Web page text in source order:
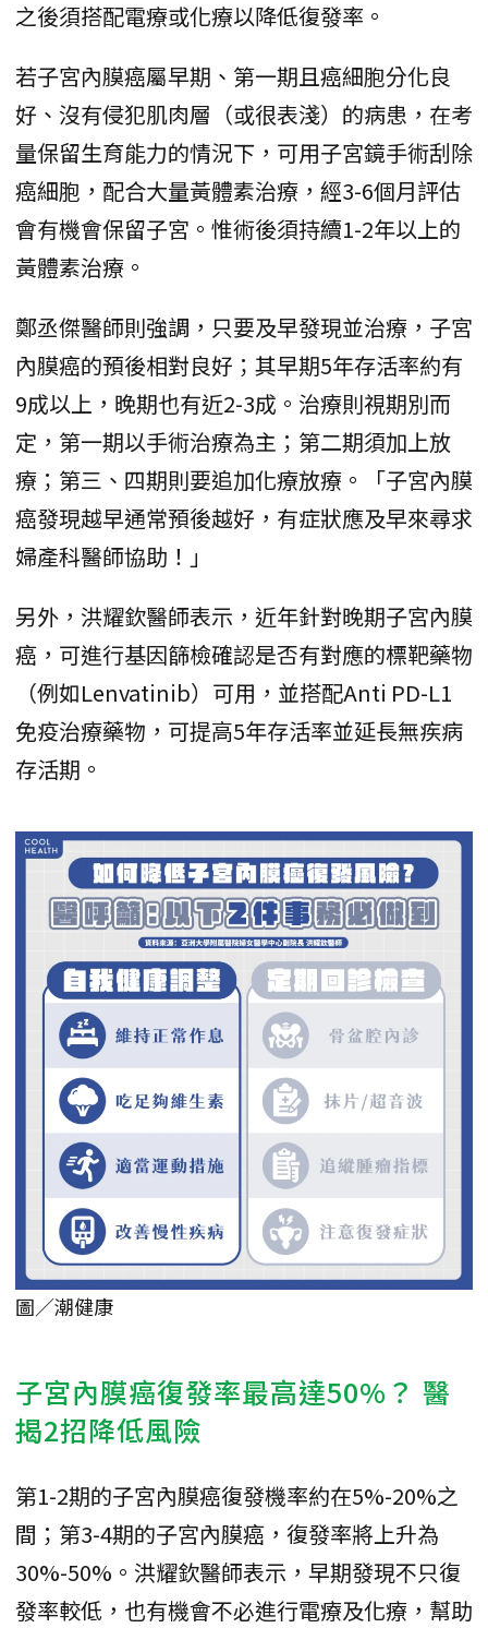
之後須搭配電療或化療以降低復發率。
若子宮內膜癌屬早期、第一期且癌細胞分化良
好、沒有侵犯肌肉層（或很表淺）的病患，在考
量保留生育能力的情況下，可用子宮鏡手術刮除
癌細胞，配合大量黃體素治療，經3-6個月評估
會有機會保留子宮。惟術後須持續1-2年以上的
黃體素治療。
鄭丞傑醫師則強調，只要及早發現並治療，子宮
內膜癌的預後相對良好；其早期5年存活率約有
9成以上，晚期也有近2-3成。治療則視期別而
定，第一期以手術治療為主；第二期須加上放
療；第三、四期則要追加化療放療。「子宮內膜
癌發現越早通常預後越好，有症狀應及早來尋求
婦產科醫師協助！」
另外，洪耀欽醫師表示，近年針對晚期子宮內膜
癌，可進行基因篩檢確認是否有對應的標靶藥物
（例如Lenvatinib）可用，並搭配Anti PD-L1
免疫治療藥物，可提高5年存活率並延長無疾病
存活期。
圖／潮健康
子宮內膜癌復發率最高達50%？ 醫
揭2招降低風險
第1-2期的子宮內膜癌復發機率約在5%-20%之
間；第3-4期的子宮內膜癌，復發率將上升為
30%-50%。洪耀欽醫師表示，早期發現不只復
發率較低，也有機會不必進行電療及化療，幫助